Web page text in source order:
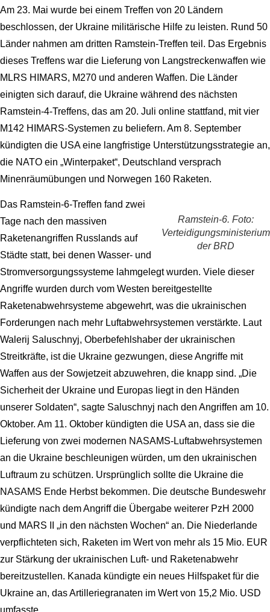
Am 23. Mai wurde bei einem Treffen von 20 Ländern
beschlossen, der Ukraine militärische Hilfe zu leisten. Rund 50
Länder nahmen am dritten Ramstein-Treffen teil. Das Ergebnis
dieses Treffens war die Lieferung von Langstreckenwaffen wie
MLRS HIMARS, M270 und anderen Waffen. Die Länder
einigten sich darauf, die Ukraine während des nächsten
Ramstein-4-Treffens, das am 20. Juli online stattfand, mit vier
M142 HIMARS-Systemen zu beliefern. Am 8. September
kündigten die USA eine langfristige Unterstützungsstrategie an,
die NATO ein „Winterpaket“, Deutschland versprach
Minenräumübungen und Norwegen 160 Raketen.
Ramstein-6. Foto:
Verteidigungsministerium
der BRD
Das Ramstein-6-Treffen fand zwei
Tage nach den massiven
Raketenangriffen Russlands auf
Städte statt, bei denen Wasser- und
Stromversorgungssysteme lahmgelegt wurden. Viele dieser
Angriffe wurden durch vom Westen bereitgestellte
Raketenabwehrsysteme abgewehrt, was die ukrainischen
Forderungen nach mehr Luftabwehrsystemen verstärkte. Laut
Walerij Saluschnyj, Oberbefehlshaber der ukrainischen
Streitkräfte, ist die Ukraine gezwungen, diese Angriffe mit
Waffen aus der Sowjetzeit abzuwehren, die knapp sind. „Die
Sicherheit der Ukraine und Europas liegt in den Händen
unserer Soldaten“, sagte Saluschnyj nach den Angriffen am 10.
Oktober. Am 11. Oktober kündigten die USA an, dass sie die
Lieferung von zwei modernen NASAMS-Luftabwehrsystemen
an die Ukraine beschleunigen würden, um den ukrainischen
Luftraum zu schützen. Ursprünglich sollte die Ukraine die
NASAMS Ende Herbst bekommen. Die deutsche Bundeswehr
kündigte nach dem Angriff die Übergabe weiterer PzH 2000
und MARS II „in den nächsten Wochen“ an. Die Niederlande
verpflichteten sich, Raketen im Wert von mehr als 15 Mio. EUR
zur Stärkung der ukrainischen Luft- und Raketenabwehr
bereitzustellen. Kanada kündigte ein neues Hilfspaket für die
Ukraine an, das Artilleriegranaten im Wert von 15,2 Mio. USD
umfasste.